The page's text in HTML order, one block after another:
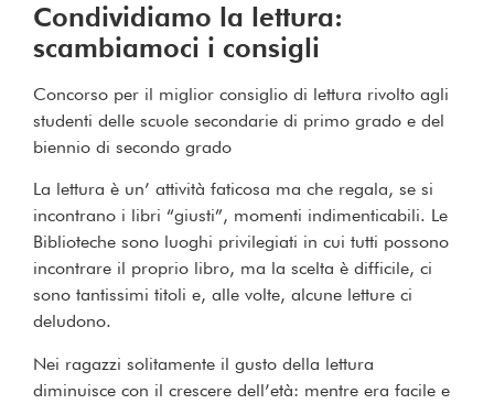
Condividiamo la lettura:
scambiamoci i consigli
Concorso per il miglior consiglio di lettura rivolto agli
studenti delle scuole secondarie di primo grado e del
biennio di secondo grado
La lettura è un’ attività faticosa ma che regala, se si
incontrano i libri “giusti”, momenti indimenticabili. Le
Biblioteche sono luoghi privilegiati in cui tutti possono
incontrare il proprio libro, ma la scelta è difficile, ci
sono tantissimi titoli e, alle volte, alcune letture ci
deludono.
Nei ragazzi solitamente il gusto della lettura
diminuisce con il crescere dell’età: mentre era facile e